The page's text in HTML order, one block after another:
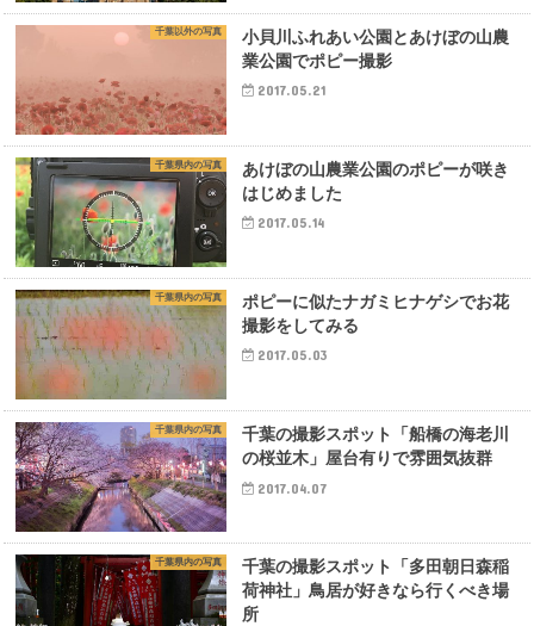
千葉以外の写真
小貝川ふれあい公園とあけぼの山農
業公園でポピー撮影
2017.05.21
千葉県内の写真
あけぼの山農業公園のポピーが咲き
はじめました
2017.05.14
千葉県内の写真
ポピーに似たナガミヒナゲシでお花
撮影をしてみる
2017.05.03
千葉県内の写真
千葉の撮影スポット「船橋の海老川
の桜並木」屋台有りで雰囲気抜群
2017.04.07
千葉県内の写真
千葉の撮影スポット「多田朝日森稲
荷神社」鳥居が好きなら行くべき場
所